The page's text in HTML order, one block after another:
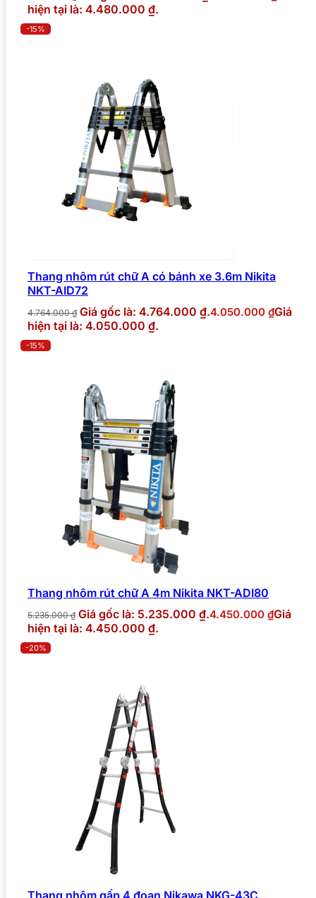
hiện tại là: 4.480.000 ₫.
-15%
Thang nhôm rút chữ A có bánh xe 3.6m Nikita
NKT-AID72
4.764.000₫ Giá gốc là: 4.764.000 ₫.4.050.000 ₫Giá
hiện tại là: 4.050.000 ₫.
-15%
Thang nhôm rút chữ A 4m Nikita NKT-ADI80
5.235.000₫ Giá gốc là: 5.235.000 ₫.4.450.000 ₫Giá
hiện tại là: 4.450.000 ₫.
-20%
Thang nhôm gấp 4 đoạn Nikawa NKG-43C